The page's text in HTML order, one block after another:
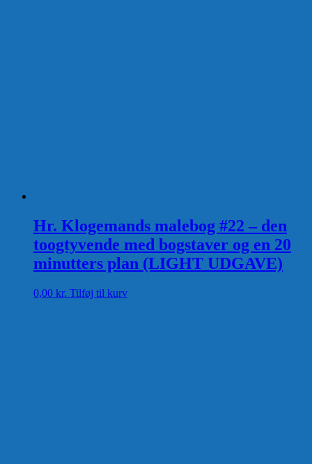
Hr. Klogemands malebog #22 – den
toogtyvende med bogstaver og en 20
minutters plan (LIGHT UDGAVE)
0,00 kr. Tilføj til kurv